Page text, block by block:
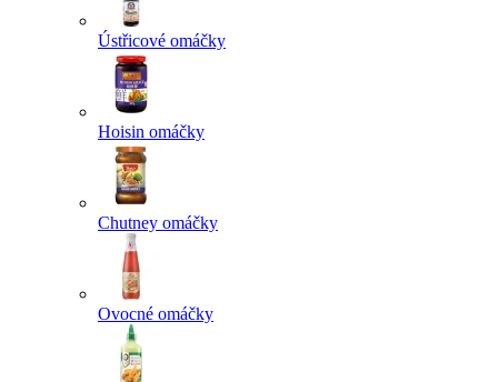
Ústřicové omáčky
Hoisin omáčky
Chutney omáčky
Ovocné omáčky